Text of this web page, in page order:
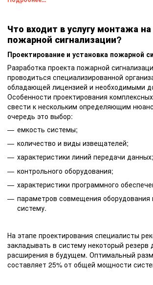
Что входит в услугу монтажа
пожарной сигнализации?
Проектирование и установка пожарной
Разработка проекта пожарной
проводиться специализированной
обладающей лицензией и необходимыми
Особенности проектирования
свести к нескольким определяющим
очередь это выбор:
емкость системы;
количество и виды извещателей;
характеристики линий передачи данных;
контрольного оборудования;
характеристики программного
параметров совмещения оборудования
систему.
На этапе проектирования специалисты
закладывать в систему некоторый резерв
расширения в будущем. Оптимальный
составляет 25% от общей мощности